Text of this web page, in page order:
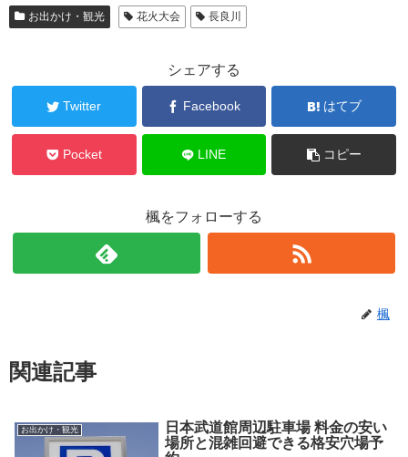
お出かけ・観光 花火大会 長良川
シェアする
Twitter Facebook はてブ
Pocket LINE コピー
楓をフォローする
楓
関連記事
お出かけ・観光
日本武道館周辺駐車場 料金の安い
場所と混雑回避できる格安穴場予